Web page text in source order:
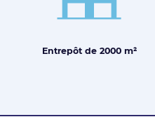
Entrepôt de 2000 m²